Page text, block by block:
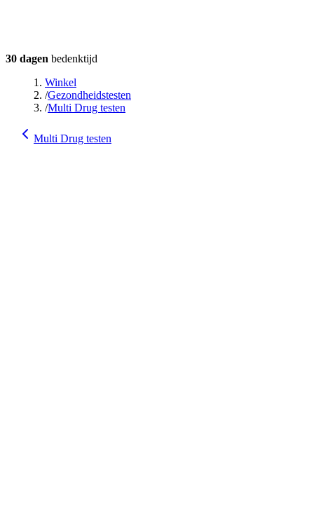
30 dagen bedenktijd
Winkel
/Gezondheidstesten
/Multi Drug testen
Multi Drug testen